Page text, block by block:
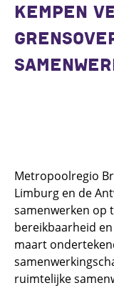
KEMPEN
Metropoolregio
Limburg en de
samenwerken op
bereikbaarheid
maart
ruimtelijke